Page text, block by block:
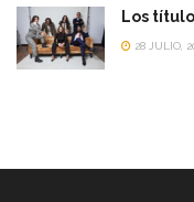
Los
28 JULIO,